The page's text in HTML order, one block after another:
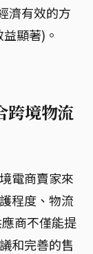
濟有效的方
顯著)。
跨境物流
電商賣家來
程度、物流
商不僅能提
和完善的售